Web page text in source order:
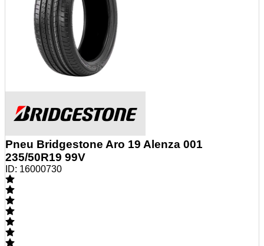
Pneu Bridgestone Aro 19 Alenza 001
235/50R19 99V
ID: 16000730